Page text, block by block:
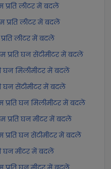
प्रति लीटर में बदलें
प्रति लीटर में बदलें
प्रति लीटर में बदलें
प्रति घन सेंटीमीटर में बदलें
घन मिलीमीटर में बदलें
घन सेंटीमीटर में बदलें
प्रति घन मिलीमीटर में बदलें
प्रति घन मीटर में बदलें
प्रति घन सेंटीमीटर में बदलें
घन मीटर में बदलें